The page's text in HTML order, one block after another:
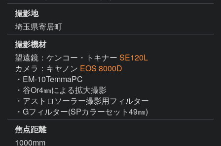
撮影地
埼玉県寄居町
撮影機材
望遠鏡：ケンコー・トキナー SE120L
カメラ：キヤノン EOS 8000D
・EM-10TemmaPC
・谷Or4㎜による拡大撮影
・アストロソーラー撮影用フィルター
・Gフィルター(SPカラーセット49㎜)
焦点距離
1000mm